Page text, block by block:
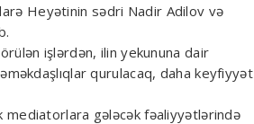
Heyətinin sədri Nadir Adilov və
işlərdən, ilin yekununa dair
qurulacaq, daha keyfiyyət
mediatorlara gələcək fəaliyyətlərində